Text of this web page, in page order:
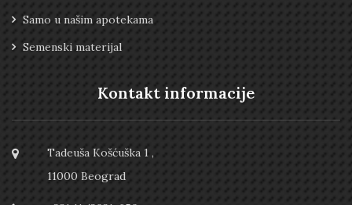
Samo u našim apotekama
Semenski materijal
Kontakt informacije
Tadeuša Košćuška 1 ,
11000 Beograd